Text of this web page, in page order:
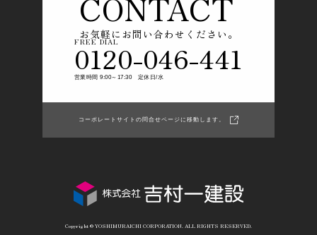
お気軽にお問い合わせください。
FREE DIAL
0120-046-441
営業時間 9:00～17:30 定休日/水
コーポレートサイトの問合せページに移動します。
Copyright © YOSHIMURAICHI CORPORATION. ALL RIGHTS RESERVED.